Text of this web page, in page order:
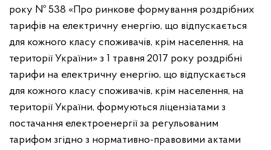
року № 538 «Про ринкове формування роздрібних
тарифів на електричну енергію, що відпускається
для кожного класу споживачів, крім населення, на
території України» з 1 травня 2017 року роздрібні
тарифи на електричну енергію, що відпускається
для кожного класу споживачів, крім населення, на
території України, формуються ліцензіатами з
постачання електроенергії за регульованим
тарифом згідно з нормативно-правовими актами